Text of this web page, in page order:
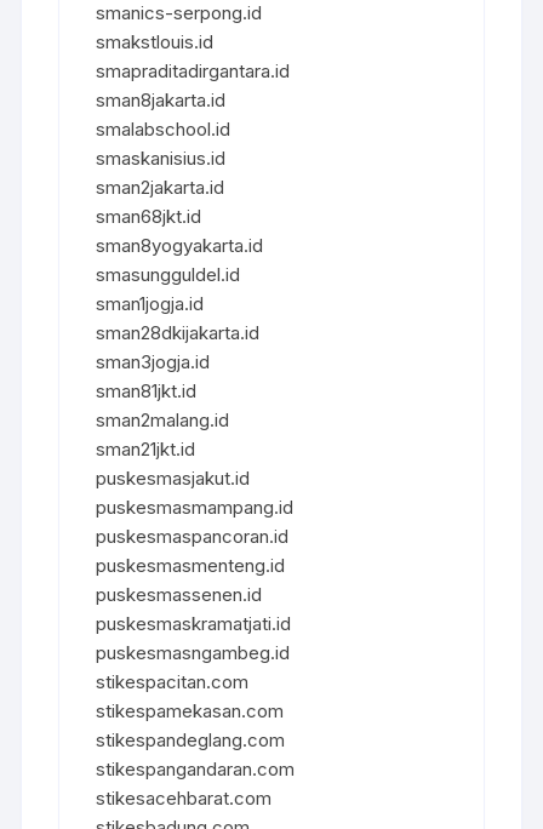
smanics-serpong.id
smakstlouis.id
smapraditadirgantara.id
sman8jakarta.id
smalabschool.id
smaskanisius.id
sman2jakarta.id
sman68jkt.id
sman8yogyakarta.id
smasungguldel.id
sman1jogja.id
sman28dkijakarta.id
sman3jogja.id
sman81jkt.id
sman2malang.id
sman21jkt.id
puskesmasjakut.id
puskesmasmampang.id
puskesmaspancoran.id
puskesmasmenteng.id
puskesmassenen.id
puskesmaskramatjati.id
puskesmasngambeg.id
stikespacitan.com
stikespamekasan.com
stikespandeglang.com
stikespangandaran.com
stikesacehbarat.com